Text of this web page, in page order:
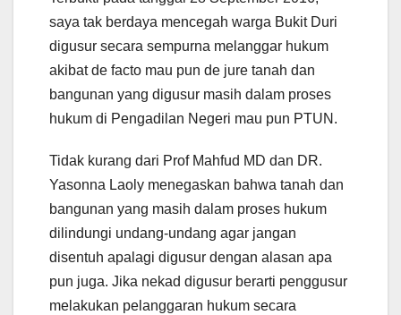
saya tak berdaya mencegah warga Bukit Duri
digusur secara sempurna melanggar hukum
akibat de facto mau pun de jure tanah dan
bangunan yang digusur masih dalam proses
hukum di Pengadilan Negeri mau pun PTUN.
Tidak kurang dari Prof Mahfud MD dan DR.
Yasonna Laoly menegaskan bahwa tanah dan
bangunan yang masih dalam proses hukum
dilindungi undang-undang agar jangan
disentuh apalagi digusur dengan alasan apa
pun juga. Jika nekad digusur berarti penggusur
melakukan pelanggaran hukum secara